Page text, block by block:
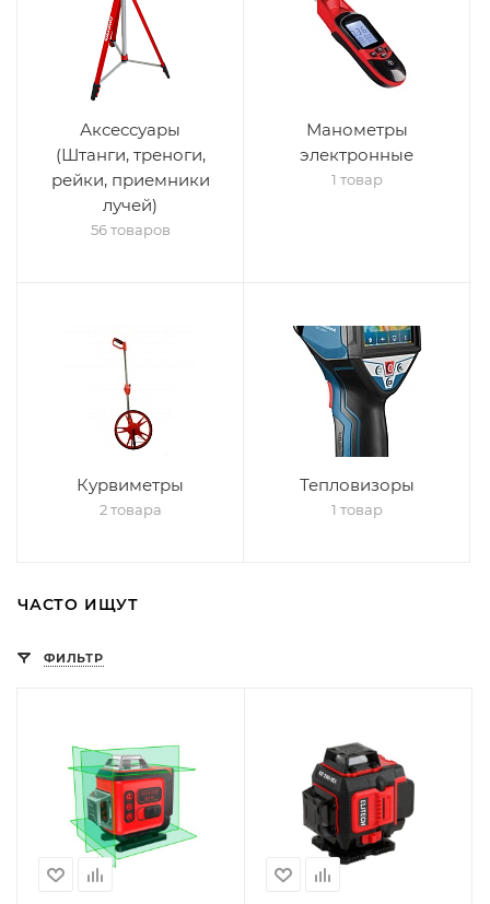
Аксессуары
(Штанги, треноги,
рейки, приемники
лучей)
56 товаров
Манометры
электронные
1 товар
Курвиметры
2 товара
Тепловизоры
1 товар
ЧАСТО ИЩУТ
ФИЛЬТР